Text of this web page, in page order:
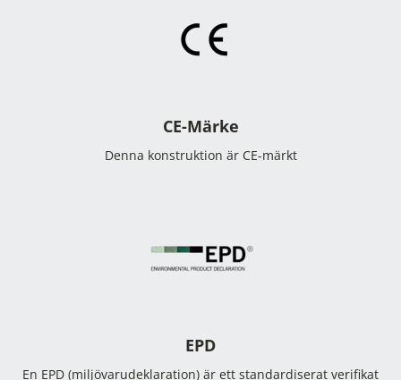
CE-Märke
Denna konstruktion är CE-märkt
EPD
En EPD (miljövarudeklaration) är ett standardiserat verifikat